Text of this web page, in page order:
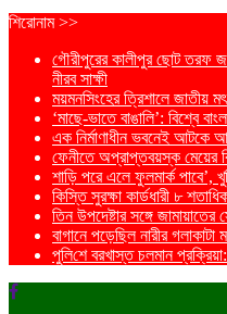
শিরোনাম >>
গৌরীপুরের কালীপুর ছোট তরফ
নীরব সাক্ষী
ময়মনসিংহের ত্রিশালে জাতীয়
‘মাছে-ভাতে বাঙালি’: বিশ্বে
এক নির্মাণাধীন ভবনেই আটকে
ফেনীতে অপ্রাপ্তবয়স্ক মেয়ের
শাড়ি পরে এলে ফুলমার্ক পাবে’,
কিস্তি সুরক্ষা কার্ডধারী ৮
তিন উপদেষ্টার সঙ্গে জামায়াতের
বাগানে পড়েছিল নারীর গলাকাটা
পু‌লি‌শে বরখাস্ত চলমান প্রক্রিয়া: